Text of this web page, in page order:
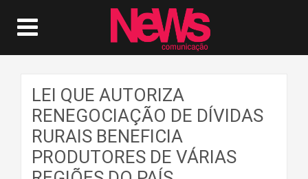
LEI QUE AUTORIZA
RENEGOCIAÇÃO DE DÍVIDAS
RURAIS BENEFICIA
PRODUTORES DE VÁRIAS